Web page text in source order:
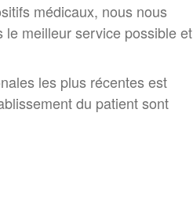
médicaux, nous nous
meilleur service possible et
les plus récentes est
du patient sont